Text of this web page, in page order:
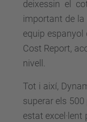
deixessin el
important de la
equip espanyol
Cost Report,
nivell.
Tot i així,
superar els
estat